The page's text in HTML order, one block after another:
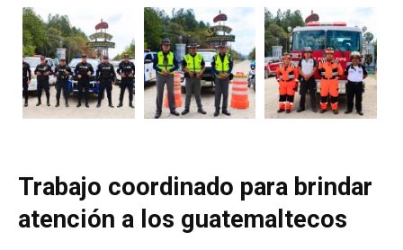
Trabajo coordinado para brindar
atención a los guatemaltecos